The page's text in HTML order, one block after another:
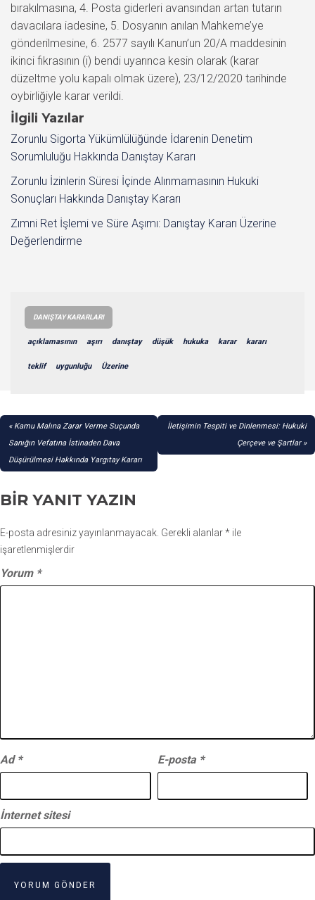
bırakılmasına, 4. Posta giderleri avansından artan tutarın
davacılara iadesine, 5. Dosyanın anılan Mahkeme’ye
gönderilmesine, 6. 2577 sayılı Kanun’un 20/A maddesinin
ikinci fıkrasının (i) bendi uyarınca kesin olarak (karar
düzeltme yolu kapalı olmak üzere), 23/12/2020 tarihinde
oybirliğiyle karar verildi.
İlgili Yazılar
Zorunlu Sigorta Yükümlülüğünde İdarenin Denetim
Sorumluluğu Hakkında Danıştay Kararı
Zorunlu İzinlerin Süresi İçinde Alınmamasının Hukuki
Sonuçları Hakkında Danıştay Kararı
Zımni Ret İşlemi ve Süre Aşımı: Danıştay Kararı Üzerine
Değerlendirme
DANIŞTAY KARARLARI
açıklamasının aşırı danıştay düşük hukuka karar kararı
teklif uygunluğu Üzerine
YAZI
GEZINMESI
Kamu Malına Zarar Verme Suçunda
Sanığın Vefatına İstinaden Dava
Düşürülmesi Hakkında Yargıtay Kararı
İletişimin Tespiti ve Dinlenmesi: Hukuki
Çerçeve ve Şartlar
BIR YANIT YAZIN
E-posta adresiniz yayınlanmayacak. Gerekli alanlar* ile
işaretlenmişlerdir
Yorum *
Ad * E-posta *
İnternet sitesi